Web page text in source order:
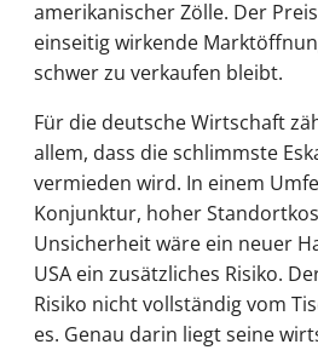
amerikanischer Zölle. Der
einseitig wirkende
schwer zu verkaufen bleibt.
Für die deutsche Wirtschaft
allem, dass die schlimmste
vermieden wird. In einem
Konjunktur, hoher
Unsicherheit wäre ein neuer
USA ein zusätzliches Risiko.
Risiko nicht vollständig vom
es. Genau darin liegt seine